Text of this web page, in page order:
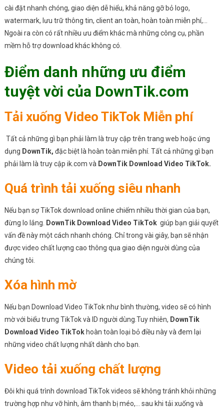
cài đặt nhanh chóng, giao diện dễ hiểu, khả năng gỡ bỏ logo,
watermark, lưu trữ thông tin, client an toàn, hoàn toàn miễn phí,…
Ngoài ra còn có rất nhiều ưu điểm khác mà những công cụ, phần
mềm hỗ trợ download khác không có.
Điểm danh những ưu điểm
tuyệt vời của DownTik.com
Tải xuống Video TikTok Miễn phí
Tất cả những gì bạn phải làm là truy cập trên trang web hoặc ứng
dụng DownTik, đặc biệt là hoàn toàn miễn phí. Tất cả những gì bạn
phải làm là truy cập ik.com và DownTik Download Video TikTok.
Quá trình tải xuống siêu nhanh
Nếu bạn sợ TikTok download online chiếm nhiều thời gian của bạn,
đừng lo lắng.
DownTik Download Video TikTokgiúp bạn giải quyết
vấn đề này một cách nhanh chóng. Chỉ trong vài giây, bạn sẽ nhận
được video chất lượng cao thông qua giao diện người dùng của
chúng tôi.
Xóa hình mờ
Nếu bạn Download Video TikTok như bình thường, video sẽ có hình
mờ với biểu trưng TikTok và ID người dùng.Tuy nhiên, DownTik
Download Video TikTokhoàn toàn loại bỏ điều này và đem lại
những video chất lượng nhất dành cho bạn.
Video tải xuống chất lượng
Đôi khi quá trình download TikTok videos sẽ không tránh khỏi những
trường hợp như vỡ hình, âm thanh bị méo,… sau khi tải xuống và